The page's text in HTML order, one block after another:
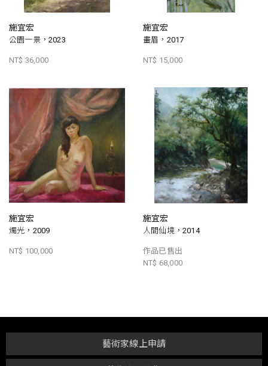
施宜宏
公園一景，2023
NT$ 36,000
施宜宏
畫眉，2017
NT$ 15,000
施宜宏
燭光，2009
NT$ 100,000
施宜宏
人間仙境，2014
作品已售出
NT$ 68,000
藝術家線上申請